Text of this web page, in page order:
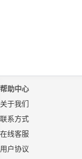
帮助中心
关于我们
联系方式
在线客服
用户协议